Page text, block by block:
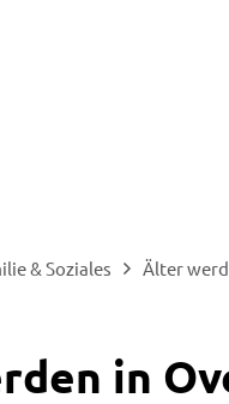
& Soziales Älter
in